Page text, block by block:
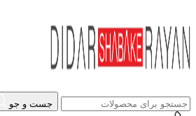
جست و جو